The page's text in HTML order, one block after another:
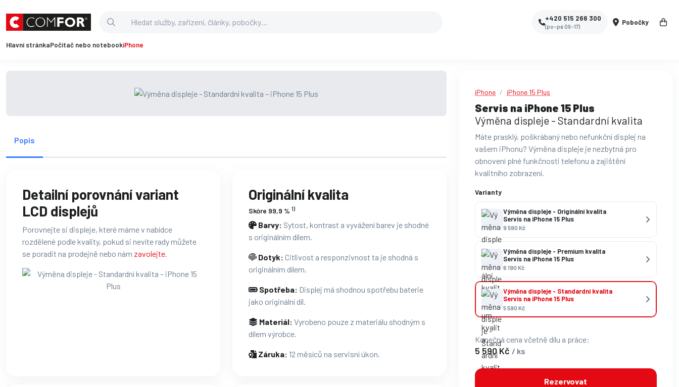
+420 515 266 300
(po-pá 09-17)
Pobočky
Hlavní stránkaPočítač nebo notebookiPhone
Popis
Detailní porovnání variant
LCD displejů
Porovnejte si displeje, které máme v nabídce
rozdělené podle kvality, pokud si nevíte rady můžete
se poradit na prodejně nebo nám zavolejte.
Originální kvalita
Skóre 99,9 % 1)
Barvy: Sytost, kontrast a vyvážení barev je shodné
s originálním dílem.
Dotyk: Citlivost a responzivnost ta je shodná s
originálním dílem.
Spotřeba: Displej má shodnou spotřebu baterie
jako originální díl.
Materiál: Vyrobeno pouze z materiálu shodným s
dílem výrobce.
Záruka: 12 měsíců na servisní úkon.
iPhone iPhone 15 Plus
Servis na iPhone 15 Plus
Výměna displeje - Standardní kvalita
Máte prasklý, poškrábaný nebo nefunkční displej na
vašem iPhonu? Výměna displeje je nezbytná pro
obnovení plné funkčnosti telefonu a zajištění
kvalitního zobrazení.
Varianty
Výměna displeje - Originální kvalita
Servis na iPhone 15 Plus
9 590 Kč
Výměna displeje - Premium kvalita
Servis na iPhone 15 Plus
6 190 Kč
Výměna displeje - Standardní kvalita
Servis na iPhone 15 Plus
5 590 Kč
Konečná cena včetně dílu a práce:
5 590 Kč / ks
Rezervovat